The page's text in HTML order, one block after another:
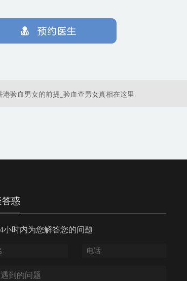
港验血男女的前提_验血查男女真相在这里
惑
小时内为您解答您的问题